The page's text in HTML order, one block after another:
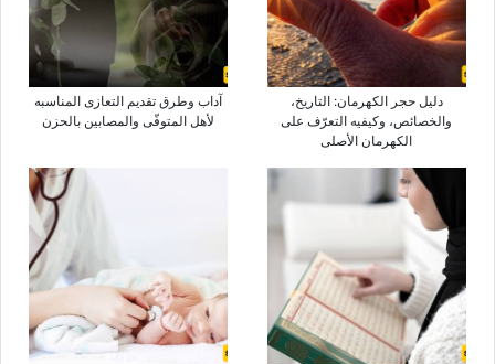
دلیل حجر الکهرمان: التاریخ،
والخصائص، وکیفیه التعرّف على
الکهرمان الأصلی
آداب وطرق تقدیم التعازی المناسبه
لأهل المتوفّى والمصابین بالحزن